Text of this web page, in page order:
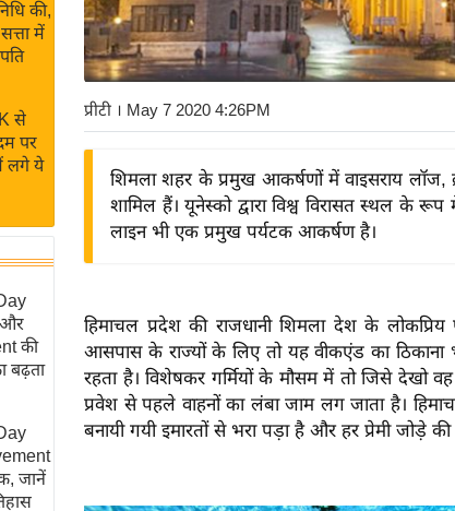
की,
में
से
पर
लगे ये
और
की
बढ़ता
जानें
प्रीटी । May 7 2020 4:26PM
शिमला शहर के प्रमुख आकर्षणों में वाइसराय लॉज,
शामिल हैं। यूनेस्को द्वारा विश्व विरासत स्थल के रूप
लाइन भी एक प्रमुख पर्यटक आकर्षण है।
हिमाचल प्रदेश की राजधानी शिमला देश के
आसपास के राज्यों के लिए तो यह वीकएंड का ठिकाना
रहता है। विशेषकर गर्मियों के मौसम में तो जिसे देखो
प्रवेश से पहले वाहनों का लंबा जाम लग जाता है।
बनायी गयी इमारतों से भरा पड़ा है और हर प्रेमी जोड़े